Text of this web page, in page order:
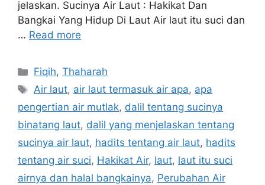
jelaskan. Sucinya Air Laut : Hakikat Dan
Bangkai Yang Hidup Di Laut Air laut itu suci dan
… Read more
Categories
Fiqih,Thaharah
Tags
Air laut, air laut termasuk air apa, apa
pengertian air mutlak, dalil tentang sucinya
binatang laut, dalil yang menjelaskan tentang
sucinya air laut, hadits tentang air laut, hadits
tentang air suci, Hakikat Air, laut, laut itu suci
airnya dan halal bangkainya, Perubahan Air